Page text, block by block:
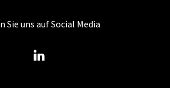
Sie uns auf Social Media